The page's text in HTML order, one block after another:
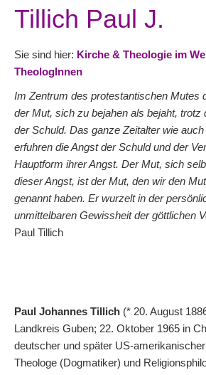
Tillich Paul J.
Sie sind hier: Kirche & Theologie im
TheologInnen
Im Zentrum des protestantischen Mutes
der Mut, sich zu bejahen als bejaht, trotz
der Schuld. Das ganze Zeitalter wie
erfuhren die Angst der Schuld und der
Hauptform ihrer Angst. Der Mut, sich
dieser Angst, ist der Mut, den wir den
genannt haben. Er wurzelt in der
unmittelbaren Gewissheit der göttlichen
Paul Tillich
Paul Johannes Tillich (* 20. August
Landkreis Guben; 22. Oktober 1965 in
deutscher und später US-
Theologe (Dogmatiker) und